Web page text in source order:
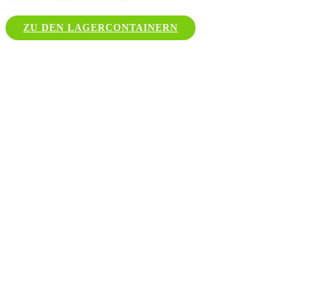
ZU DEN LAGERCONTAINERN